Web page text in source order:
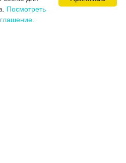
Посмотреть